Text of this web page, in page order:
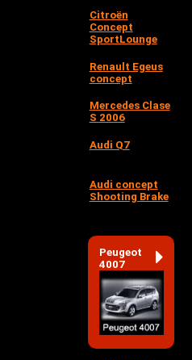
Citroën
Concept
SportLounge
Renault Egeus
concept
Mercedes Clase
S 2006
Audi Q7
Audi concept
Shooting Brake
Peugeot
4007